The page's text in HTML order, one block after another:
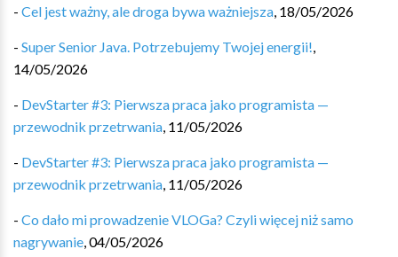
- Cel jest ważny, ale droga bywa ważniejsza, 18/05/2026
- Super Senior Java. Potrzebujemy Twojej energii!,
14/05/2026
- DevStarter #3: Pierwsza praca jako programista —
przewodnik przetrwania, 11/05/2026
- DevStarter #3: Pierwsza praca jako programista —
przewodnik przetrwania, 11/05/2026
- Co dało mi prowadzenie VLOGa? Czyli więcej niż samo
nagrywanie,04/05/2026